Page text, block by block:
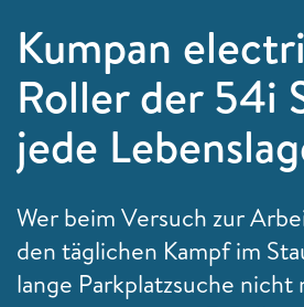
Kumpan
Roller der 54i
jede
Wer beim Versuch zur
den täglichen Kampf im
lange Parkplatzsuche